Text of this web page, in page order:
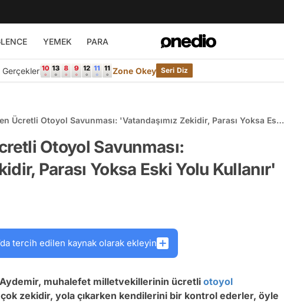
YEMEK PARA
Gerçekler Zone Okey Seri Diz
Ücretli Otoyol Savunması: 'Vatandaşımız Zekidir, Parası Yoksa Eski
Otoyol Savunması:
Parası Yoksa Eski Yolu Kullanır'
tercih edilen kaynak olarak ekleyin
muhalefet milletvekillerinin ücretli otoyol
zekidir, yola çıkarken kendilerini bir kontrol ederler, öyle